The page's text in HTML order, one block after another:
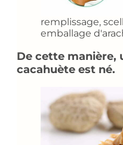
remplissage,
emballage
De cette manière,
cacahuète est né.